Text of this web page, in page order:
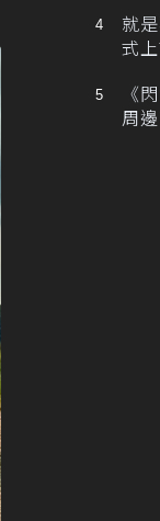
就
式
《
周